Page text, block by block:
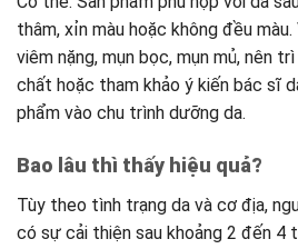
thâm, xỉn màu hoặc không đều
viêm nặng, mụn bọc, mụn mủ, nên
chất hoặc tham khảo ý kiến bác sĩ
phẩm vào chu trình dưỡng da.
Bao lâu thì thấy hiệu quả?
Tùy theo tình trạng da và cơ địa,
có sự cải thiện sau khoảng 2 đến 4